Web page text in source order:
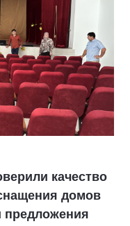
качество
домов
предложения